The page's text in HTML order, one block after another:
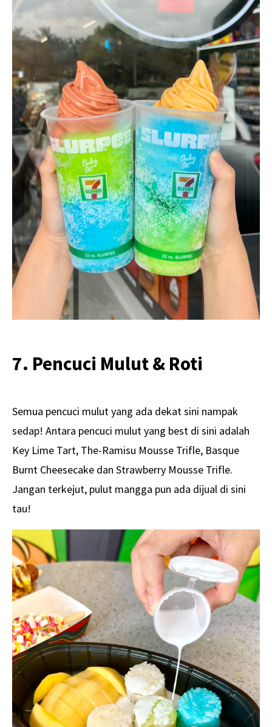
7. Pencuci Mulut & Roti
Semua pencuci mulut yang ada dekat sini nampak
sedap! Antara pencuci mulut yang best di sini adalah
Key Lime Tart, The-Ramisu Mousse Trifle, Basque
Burnt Cheesecake dan Strawberry Mousse Trifle.
Jangan terkejut, pulut mangga pun ada dijual di sini
tau!